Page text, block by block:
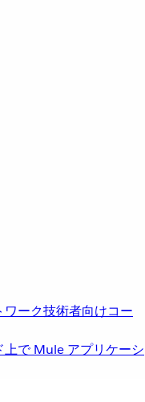
ワーク技術者向けコー
で Mule アプリケーシ